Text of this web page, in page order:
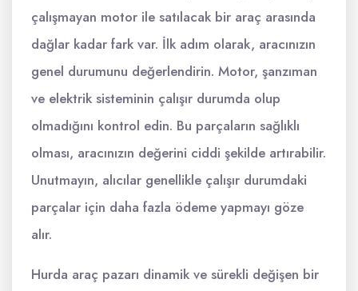
çalışmayan motor ile satılacak bir araç arasında
dağlar kadar fark var. İlk adım olarak, aracınızın
genel durumunu değerlendirin. Motor, şanzıman
ve elektrik sisteminin çalışır durumda olup
olmadığını kontrol edin. Bu parçaların sağlıklı
olması, aracınızın değerini ciddi şekilde artırabilir.
Unutmayın, alıcılar genellikle çalışır durumdaki
parçalar için daha fazla ödeme yapmayı göze
alır.
Hurda araç pazarı dinamik ve sürekli değişen bir